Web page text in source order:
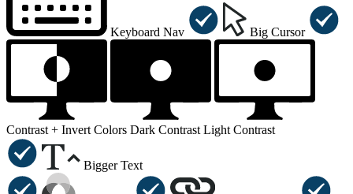
Keyboard Nav Big Cursor
Contrast + Invert Colors Dark Contrast Light Contrast
Bigger Text